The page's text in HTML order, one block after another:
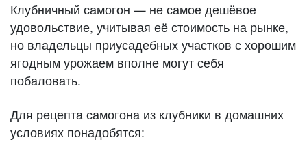
Клубничный самогон — не самое дешёвое
удовольствие, учитывая её стоимость на рынке,
но владельцы приусадебных участков с хорошим
ягодным урожаем вполне могут себя
побаловать.
Для рецепта самогона из клубники в домашних
условиях понадобятся: